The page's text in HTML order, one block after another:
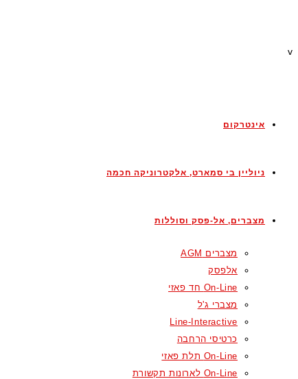
v
אינטרקום
ניוליין בי סמארט, אלקטרוניקה חכמה
מצברים, אל-פסק וסוללות
מצברים AGM
אלפסק
On-Line חד פאזי
מצברי ג'ל
Line-Interactive
כרטיסי הרחבה
On-Line תלת פאזי
On-Line לארונות תקשורת